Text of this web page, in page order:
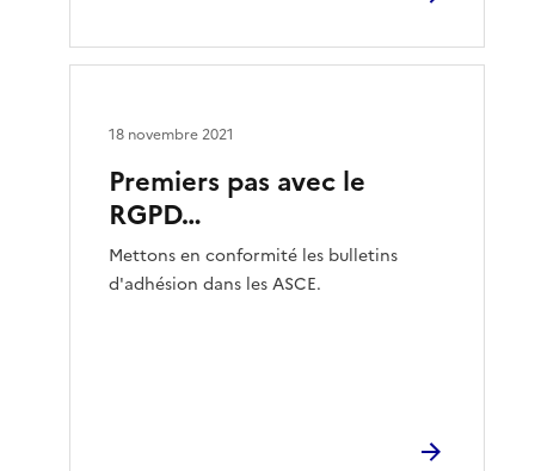
Premiers pas avec le
RGPD…
Mettons en conformité les bulletins
d'adhésion dans les ASCE.
18 novembre 2021